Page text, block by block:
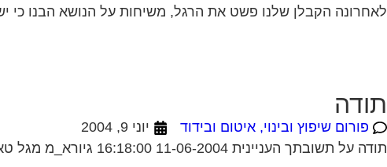
לאחרונה הקבלן שלנו פשט את הרגל, משיחות על הנושא הבנו כי
תודה
פורום שיפוץ ובינוי, איטום ובידוד
יוני 9, 2004
תודה על תשובתך העניינית 11-06-2004 16:18:00 גיורא_מ מגל טאבו מצטרפים לכל הנאמר. ראה מאמר של עו"ד עופר שחל בעמוד הבית. תחום מומחיותו הוא בתחום הנושא...